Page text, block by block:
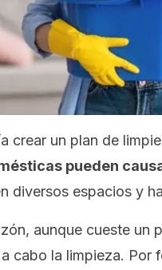
crear un plan de
pueden
diversos espacios y
aunque cueste un
cabo la limpieza. Por